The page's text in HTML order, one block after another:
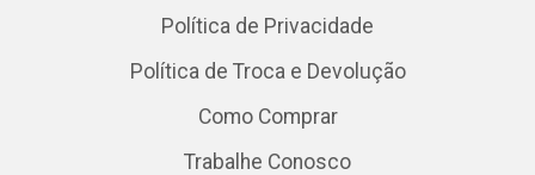
Política de Privacidade
Política de Troca e Devolução
Como Comprar
Trabalhe Conosco